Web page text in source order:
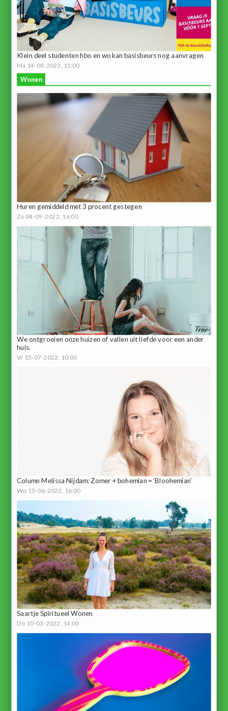
Klein deel studenten hbo en wo kan basisbeurs nog aanvragen
Ma 14-08-2023, 15:00
Wonen
Huren gemiddeld met 3 procent gestegen
Zo 04-09-2022, 16:00
We ontgroeien onze huizen of vallen uit liefde voor een ander
huis.
Vr 15-07-2022, 10:00
Column Melissa Nijdam: Zomer + bohemian = ‘Bloohemian’
Wo 15-06-2022, 16:00
Saartje Spiritueel Wonen
Do 10-03-2022, 14:00